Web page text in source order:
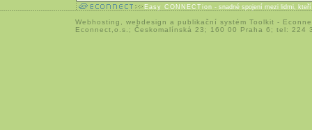
Easy CONNECTion - snadné spojení mezi lidmi,
Webhosting webdesign a publikační systém Toolkit -
Econnect,o.s.; Českomalínská 23; 160 00 Praha 6; tel: 224